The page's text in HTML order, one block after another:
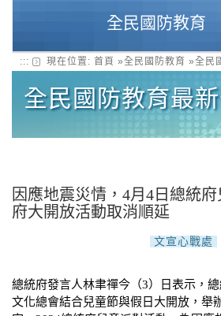
全民國防教育
全民國防教育簡介
全民國防教育最新公告
南沙研習營活動
活動成果
::: 現在位置: 首頁 »全民國防教育 »全民
全民國防教育最
因應地震災情，4月4日總統
府大開放活動取消順延
文宣心戰處
總統府發言人林聿禪今（3）日表示，
文化總會結合兒童節與假日大開放，舉